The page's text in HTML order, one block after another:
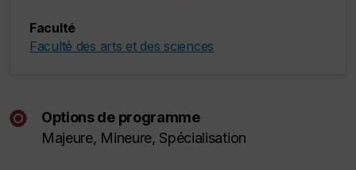
Faculté
Faculté des arts et des sciences
Options de programme
Majeure, Mineure, Spécialisation